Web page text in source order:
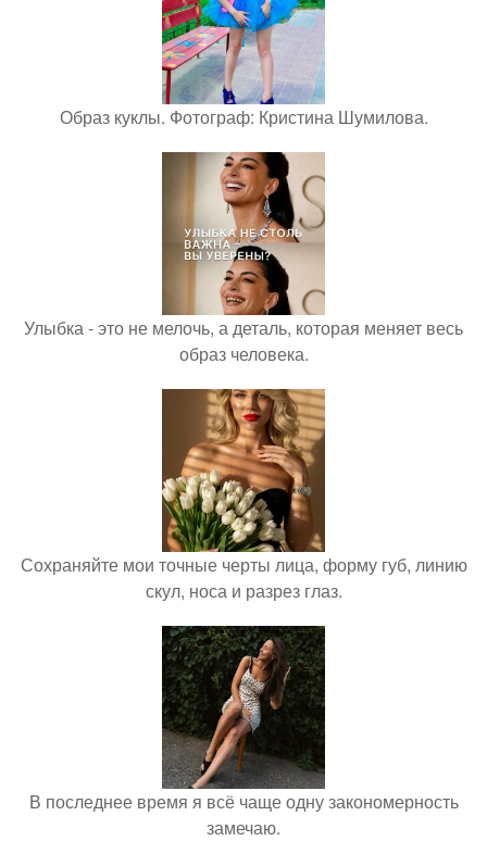
Образ куклы. Фотограф: Кристина Шумилова.
Улыбка - это не мелочь, а деталь, которая меняет весь
образ человека.
Сохраняйте мои точные черты лица, форму губ, линию
скул, носа и разрез глаз.
В последнее время я всё чаще одну закономерность
замечаю.